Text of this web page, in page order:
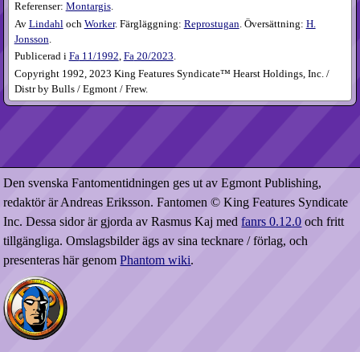
Referenser: Montargis.
Av Lindahloch Worker. Färgläggning: Reprostugan. Översättning: H.
Jonsson.
Publicerad i Fa11​/1992, Fa20​/2023.
Copyright 1992, 2023 King Features Syndicate™ Hearst Holdings, Inc. /
Distr by Bulls / Egmont / Frew.
Den svenska Fantomentidningen ges ut av Egmont Publishing,
redaktör är Andreas Eriksson. Fantomen © King Features Syndicate
Inc. Dessa sidor är gjorda av Rasmus Kaj medfanrs 0.12.0 och fritt
tillgängliga. Omslagsbilder ägs av sina tecknare / förlag, och
presenteras här genomPhantom wiki.